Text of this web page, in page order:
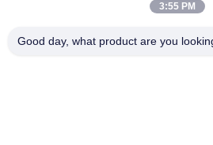
F7, Tòa nhà 2, Công viên công nghiệp
3:55 PM
Good day, what product are you